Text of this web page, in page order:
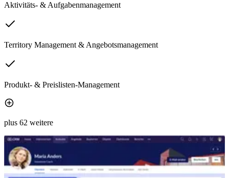
Aktivitäts- & Aufgabenmanagement
Territory Management & Angebotsmanagement
Produkt- & Preislisten-Management
plus 62 weitere